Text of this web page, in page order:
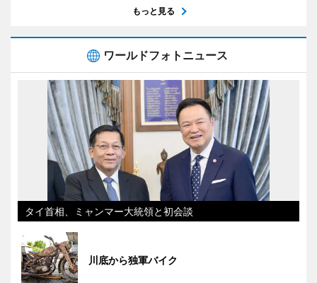
もっと見る
ワールドフォトニュース
タイ首相、ミャンマー大統領と初会談
川底から独軍バイク